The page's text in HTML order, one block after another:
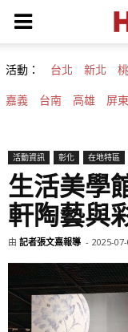
活動： 台北 新北
嘉義 台南 高雄 屏東
活動資訊 彰化 在地特區
生活美學
軒陶藝與
由 記者張文熹報導 - 2025-